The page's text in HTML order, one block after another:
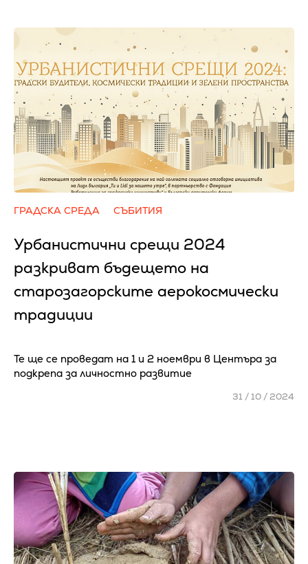
ГРАДСКА СРЕДА СЪБИТИЯ
Урбанистични срещи 2024
разкриват бъдещето на
старозагорските аерокосмически
традиции
Те ще се проведат на 1 и 2 ноември в Центъра за
подкрепа за личностно развитие
31 / 10 / 2024